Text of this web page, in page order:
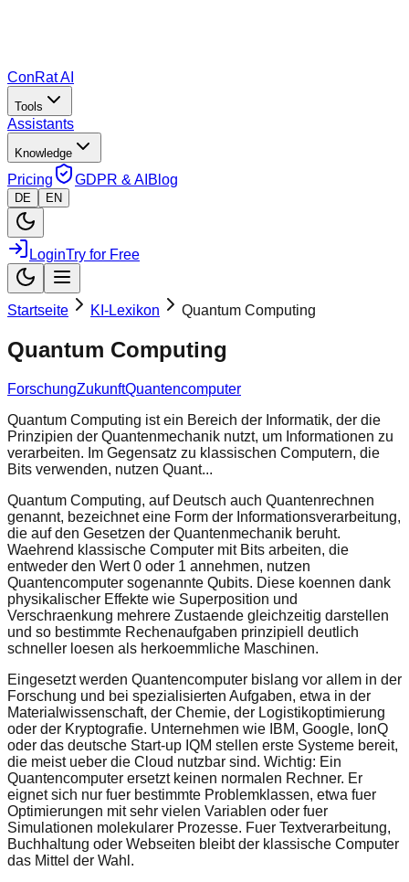
ConRat AI
Tools
Assistants
Knowledge
Pricing GDPR & AI Blog
DE EN
LoginTry for Free
Startseite KI-Lexikon Quantum Computing
Quantum Computing
ForschungZukunftQuantencomputer
Quantum Computing ist ein Bereich der Informatik, der die
Prinzipien der Quantenmechanik nutzt, um Informationen zu
verarbeiten. Im Gegensatz zu klassischen Computern, die
Bits verwenden, nutzen Quant...
Quantum Computing, auf Deutsch auch Quantenrechnen
genannt, bezeichnet eine Form der Informationsverarbeitung,
die auf den Gesetzen der Quantenmechanik beruht.
Waehrend klassische Computer mit Bits arbeiten, die
entweder den Wert 0 oder 1 annehmen, nutzen
Quantencomputer sogenannte Qubits. Diese koennen dank
physikalischer Effekte wie Superposition und
Verschraenkung mehrere Zustaende gleichzeitig darstellen
und so bestimmte Rechenaufgaben prinzipiell deutlich
schneller loesen als herkoemmliche Maschinen.
Eingesetzt werden Quantencomputer bislang vor allem in der
Forschung und bei spezialisierten Aufgaben, etwa in der
Materialwissenschaft, der Chemie, der Logistikoptimierung
oder der Kryptografie. Unternehmen wie IBM, Google, IonQ
oder das deutsche Start-up IQM stellen erste Systeme bereit,
die meist ueber die Cloud nutzbar sind. Wichtig: Ein
Quantencomputer ersetzt keinen normalen Rechner. Er
eignet sich nur fuer bestimmte Problemklassen, etwa fuer
Optimierungen mit sehr vielen Variablen oder fuer
Simulationen molekularer Prozesse. Fuer Textverarbeitung,
Buchhaltung oder Webseiten bleibt der klassische Computer
das Mittel der Wahl.